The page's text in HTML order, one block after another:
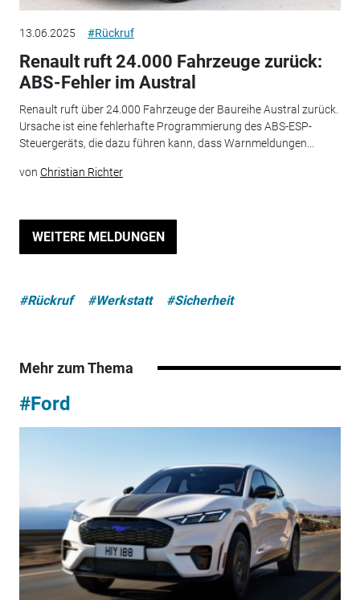
13.06.2025 #Rückruf
Renault ruft 24.000 Fahrzeuge zurück:
ABS-Fehler im Austral
Renault ruft über 24.000 Fahrzeuge der Baureihe Austral zurück.
Ursache ist eine fehlerhafte Programmierung des ABS-ESP-
Steuergeräts, die dazu führen kann, dass Warnmeldungen...
von Christian Richter
WEITERE MELDUNGEN
#Rückruf #Werkstatt #Sicherheit
Mehr zum Thema
#Ford